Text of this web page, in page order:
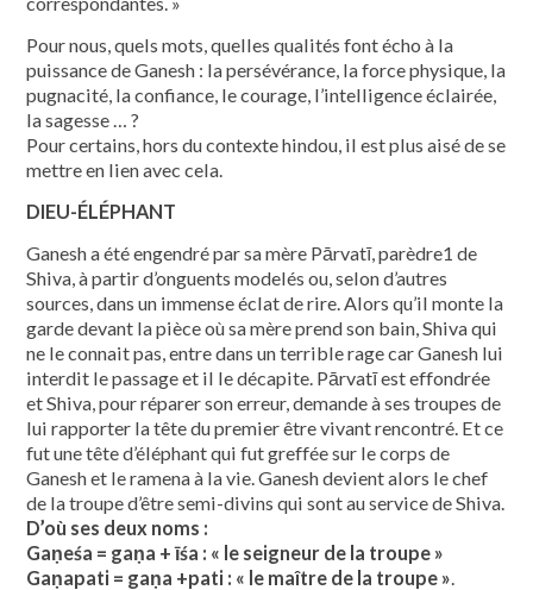
Pour nous, quels mots, quelles qualités font écho à la
puissance de Ganesh : la persévérance, la force physique, la
pugnacité, la confiance, le courage, l’intelligence éclairée,
la sagesse … ?
Pour certains, hors du contexte hindou, il est plus aisé de se
mettre en lien avec cela.
DIEU-ÉLÉPHANT
Ganesh a été engendré par sa mère Pārvatī, parèdre1 de
Shiva, à partir d’onguents modelés ou, selon d’autres
sources, dans un immense éclat de rire. Alors qu’il monte la
garde devant la pièce où sa mère prend son bain, Shiva qui
ne le connait pas, entre dans un terrible rage car Ganesh lui
interdit le passage et il le décapite. Pārvatī est effondrée
et Shiva, pour réparer son erreur, demande à ses troupes de
lui rapporter la tête du premier être vivant rencontré. Et ce
fut une tête d’éléphant qui fut greffée sur le corps de
Ganesh et le ramena à la vie. Ganesh devient alors le chef
de la troupe d’être semi-divins qui sont au service de Shiva.
D’où ses deux noms :
Gaṇeśa = gaṇa + īśa : « le seigneur de la troupe »
Gaṇapati = gaṇa +pati : « le maître de la troupe »